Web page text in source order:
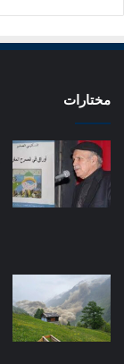
مختارات